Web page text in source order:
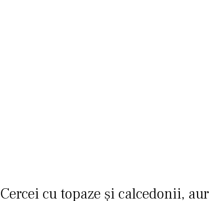
Cercei cu topaze și calcedonii, aur